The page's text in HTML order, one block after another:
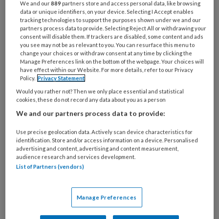
Ze draagt een zilveren ketting met
een opvallende hanger.
‘Welkom, fijn dat u er bent’,
PREMIUM
Bekijk de mogelijkheden
We and our889 partners store and access personal data, like browsing
data or unique identifiers, on your device. Selecting I Accept enables
tracking technologies to support the purposes shown under we and our
partners process data to provide. Selecting Reject All or withdrawing your
consent will disable them. If trackers are disabled, some content and ads
you see may not be as relevant to you. You can resurface this menu to
change your choices or withdraw consent at any time by clicking the
Manage Preferences link on the bottom of the webpage. Your choices will
have effect within our Website. For more details, refer to our Privacy
Policy. Privacy Statement
Would you rather not? Then we only place essential and statistical
cookies, these do not record any data about you as a person
We and our partners process data to provide:
Use precise geolocation data. Actively scan device characteristics for
identification. Store and/or access information on a device. Personalised
advertising and content, advertising and content measurement,
audience research and services development.
List of Partners (vendors)
Manage Preferences